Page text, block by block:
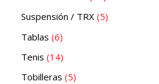
Suspensión / TRX 5
Tablas 6
Tenis 14
Tobilleras 5